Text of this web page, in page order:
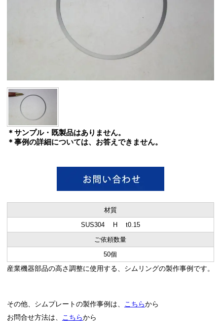
＊サンプル・既製品はありません。
＊事例の詳細については、お答えできません。
材質
SUS304 H t0.15
ご依頼数量
50個
産業機器部品の高さ調整に使用する、シムリングの製作事例です。
その他、シムプレートの製作事例は、 こちらから
お問合せ方法は、
こちらから